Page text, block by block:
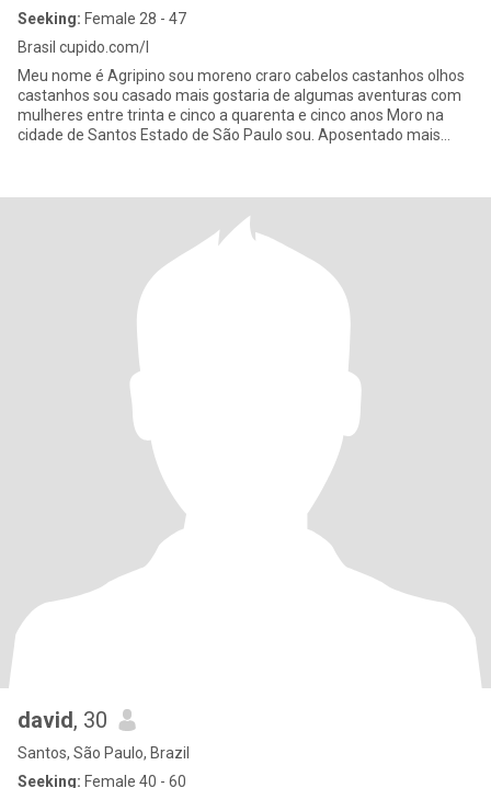
Seeking: Female 28 - 47
Brasil cupido.com/l
Meu nome é Agripino sou moreno craro cabelos castanhos olhos
castanhos sou casado mais gostaria de algumas aventuras com
mulheres entre trinta e cinco a quarenta e cinco anos Moro na
cidade de Santos Estado de São Paulo sou. Aposentado mais
david, 30
Santos, São Paulo, Brazil
Seeking: Female 40 - 60